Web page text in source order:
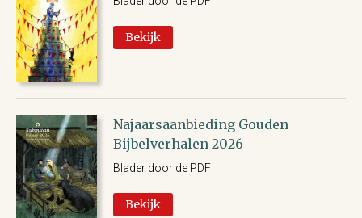
Bekijk
Najaarsaanbieding Gouden
Bijbelverhalen 2026
Blader door de PDF
Bekijk